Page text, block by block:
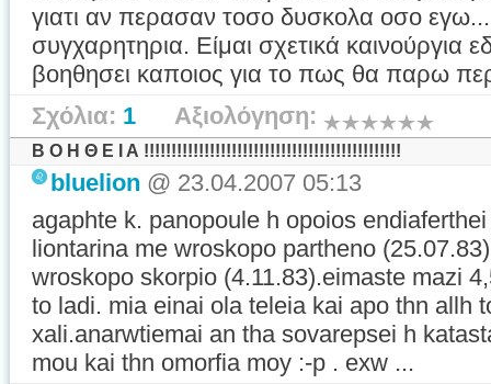
γιατι αν περασαν τοσο δυσκολα οσο
συγχαρητηρια. Είμαι σχετικά καινούργια
βοηθησει καποιος για το πως θα παρω
Σχόλια: 1 Αξιολόγηση:
Β Ο Η Θ Ε Ι Α !!!!!!!!!!!!!!!!!!!!!!!!!!!!!!!!!!!!!!!!!!!!!!!
bluelion @ 23.04.2007 05:13
agaphte k. panopoule h opoios
liontarina me wroskopo partheno
wroskopo skorpio (4.11.83).eimaste mazi
to ladi. mia einai ola teleia kai apo thn allh
xali.anarwtiemai an tha sovarepsei h
mou kai thn omorfia moy :-p . exw ...